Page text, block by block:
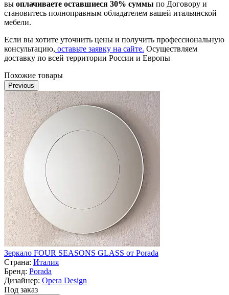
вы оплачиваете оставшиеся 30% суммы по Договору и
становитесь полноправным обладателем вашей итальянской
мебели.
Если вы хотите уточнить цены и получить профессиональную
консультацию, оставьте заявку на сайте. Осуществляем
доставку по всей территории России и Европы
Похожие товары
Previous
Зеркало FOUR SEASONS GLASS от Porada
Страна: Италия
Бренд: Porada
Дизайнер: Opera Design
Под заказ